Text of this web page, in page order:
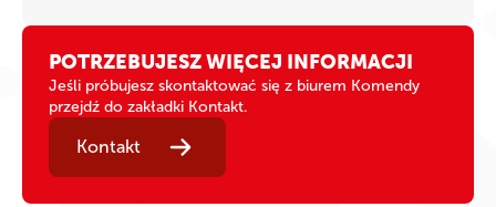
POTRZEBUJESZ WIĘCEJ INFORMACJI
Jeśli próbujesz skontaktować się z biurem Komendy
przejdź do zakładki Kontakt.
Kontakt